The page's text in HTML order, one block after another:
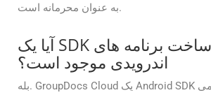
به عنوان محرمانه است.
آیا یک SDK موبایل برای ساخت برنامه های
اندرویدی موجود است؟
بله. GroupDocs Cloud یک Android SDK بومی، Conversion